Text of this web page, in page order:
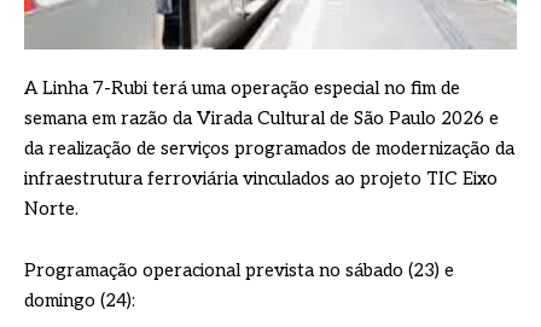
A Linha 7-Rubi terá uma operação especial no fim de
semana em razão da Virada Cultural de São Paulo 2026 e
da realização de serviços programados de modernização da
infraestrutura ferroviária vinculados ao projeto TIC Eixo
Norte.
Programação operacional prevista no sábado (23) e
domingo (24):